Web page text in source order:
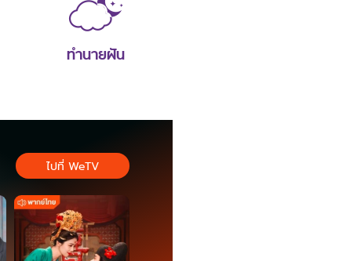
ทำนายฝัน
ไปที่ WeTV